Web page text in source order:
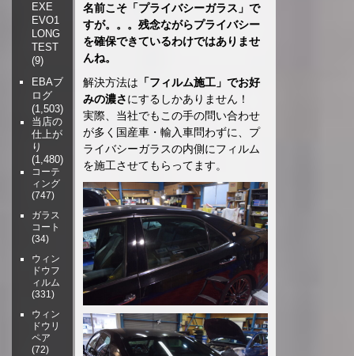
名前こそ「プライバシーガラス」で
すが。。。残念ながらプライバシー
を確保できているわけではありませ
んね。
解決方法は 「フィルム施工」でお好
みの濃さにするしかありません！
実際、当社でもこの手の問い合わせ
が多く国産車・輸入車問わずに、プ
ライバシーガラスの内側にフィルム
を施工させてもらってます。
EXE
EVO1
LONG
TEST
(9)
EBAブ
ログ
(1,503)
当店の
仕上が
り
(1,480)
コーテ
ィング
(747)
ガラス
コート
(34)
ウィン
ドウフ
ィルム
(331)
ウィン
ドウリ
ペア
(72)